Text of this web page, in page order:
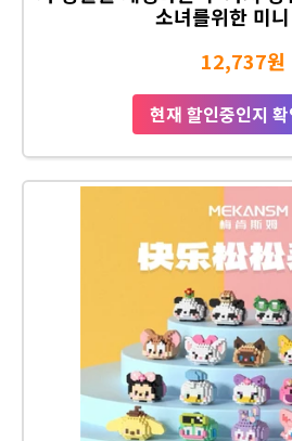
소녀를위한 미
12,737원
현재 할인중인지 확